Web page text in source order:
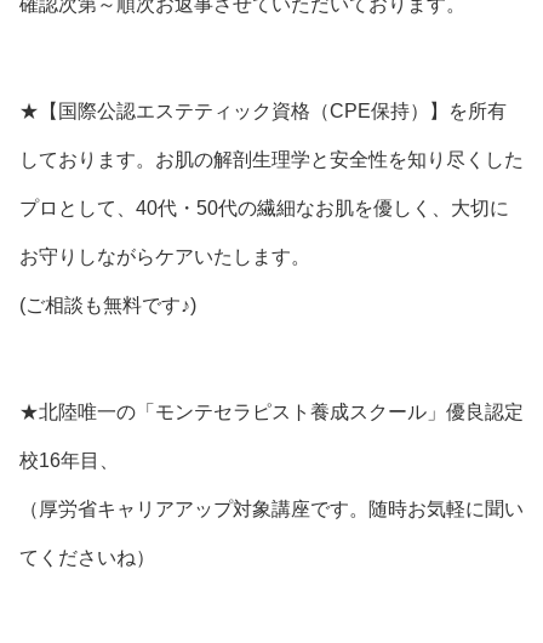
確認次第～順次お返事させていただいております。
★【国際公認エステティック資格（CPE保持）】を所有
しております。お肌の解剖生理学と安全性を知り尽くした
プロとして、40代・50代の繊細なお肌を優しく、大切に
お守りしながらケアいたします。
(ご相談も無料です♪)
★北陸唯一の「モンテセラピスト養成スクール」優良認定
校16年目、
（厚労省キャリアアップ対象講座です。随時お気軽に聞い
てくださいね）